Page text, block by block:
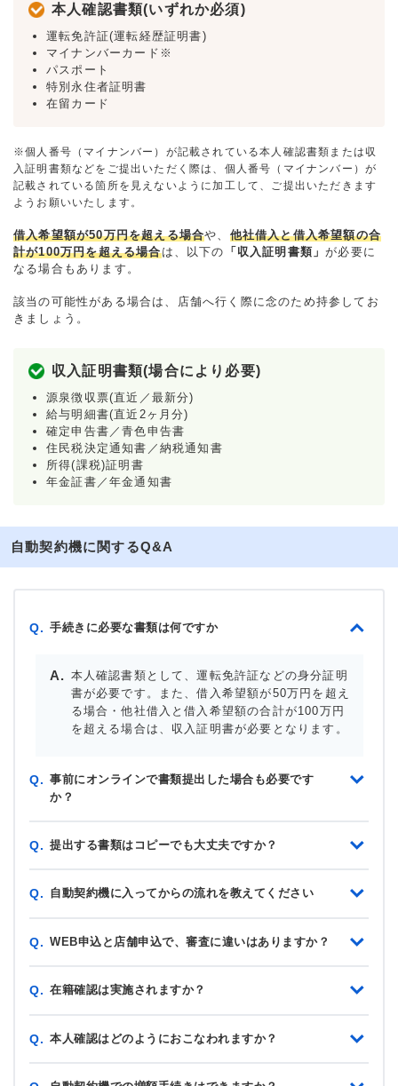
本人確認書類(いずれか必須)
運転免許証(運転経歴証明書)
マイナンバーカード※
パスポート
特別永住者証明書
在留カード
※個人番号（マイナンバー）が記載されている本人確認書類または収
入証明書類などをご提出いただく際は、個人番号（マイナンバー）が
記載されている箇所を見えないように加工して、ご提出いただきます
ようお願いいたします。
借入希望額が50万円を超える場合や、 他社借入と借入希望額の合
計が100万円を超える場合は、以下の 「収入証明書類」が必要に
なる場合もあります。
該当の可能性がある場合は、店舗へ行く際に念のため持参してお
きましょう。
収入証明書類(場合により必要)
源泉徴収票(直近／最新分)
給与明細書(直近2ヶ月分)
確定申告書／青色申告書
住民税決定通知書／納税通知書
所得(課税)証明書
年金証書／年金通知書
自動契約機に関するQ&A
Q. 手続きに必要な書類は何ですか
本人確認書類として、運転免許証などの身分証明
書が必要です。また、借入希望額が50万円を超え
る場合・他社借入と借入希望額の合計が100万円
を超える場合は、収入証明書が必要となります。
Q. 事前にオンラインで書類提出した場合も必要です
か？
Q. 提出する書類はコピーでも大丈夫ですか？
Q. 自動契約機に入ってからの流れを教えてください
Q. WEB申込と店舗申込で、審査に違いはありますか？
Q. 在籍確認は実施されますか？
Q. 本人確認はどのようにおこなわれますか？